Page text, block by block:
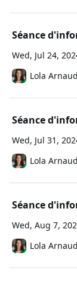
Séance
Wed, Jul 24,
Lola Arnaud
Séance
Wed, Jul 31,
Lola Arnaud
Séance
Wed, Aug 7,
Lola Arnaud